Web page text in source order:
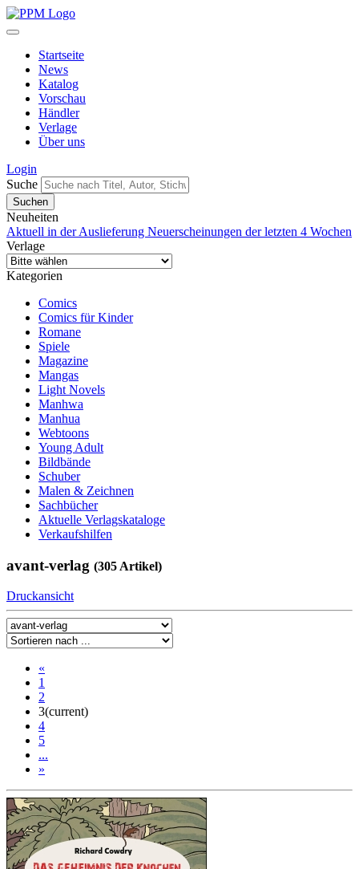
Startseite
News
Katalog
Vorschau
Händler
Verlage
Über uns
Login
Suche
Neuheiten
Aktuell in der Auslieferung Neuerscheinungen der letzten 4 Wochen
Verlage
Kategorien
Comics
Comics für Kinder
Romane
Spiele
Magazine
Mangas
Light Novels
Manhwa
Manhua
Webtoons
Young Adult
Bildbände
Schuber
Malen & Zeichnen
Sachbücher
Aktuelle Verlagskataloge
Verkaufshilfen
avant-verlag (305 Artikel)
Druckansicht
«
1
2
3(current)
4
5
...
»